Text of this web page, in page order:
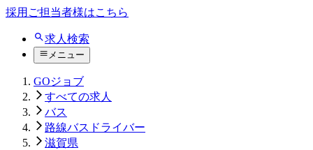
採用ご担当者様はこちら
求人検索
メニュー
GOジョブ
すべての求人
バス
路線バスドライバー
滋賀県